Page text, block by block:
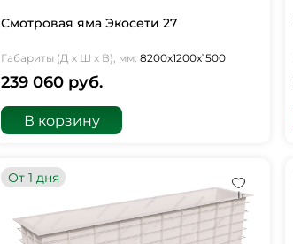
Смотровая яма Экосети 27
Габариты (Д х Ш х В), мм: 8200х1200х1500
239 060 руб.
В корзину
От 1 дня